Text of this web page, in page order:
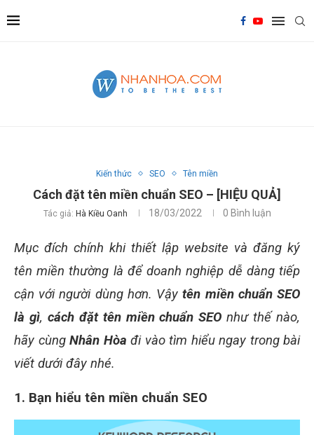
Kiến thức SEO Tên miền
Cách đặt tên miền chuẩn SEO – [HIỆU QUẢ]
Tác giả: Hà Kiều Oanh 18/03/2022 0 Bình luận
Mục đích chính khi thiết lập website và đăng ký
tên miền thường là để doanh nghiệp dễ dàng tiếp
cận với người dùng hơn. Vậytên miền chuẩn SEO
là gì, cách đặt tên miền chuẩn SEO như thế nào,
hãy cùng Nhân Hòa đi vào tìm hiểu ngay trong bài
viết dưới đây nhé.
1. Bạn hiểu tên miền chuẩn SEO